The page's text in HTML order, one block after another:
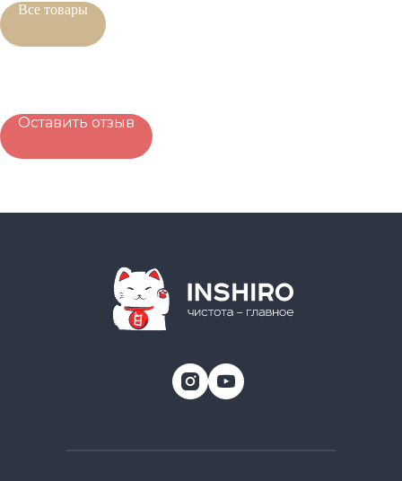
Все товары
Оставить отзыв